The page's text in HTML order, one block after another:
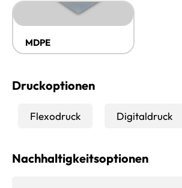
MDPE
Druckoptionen
Flexodruck Digitaldruck
Nachhaltigkeitsoptionen